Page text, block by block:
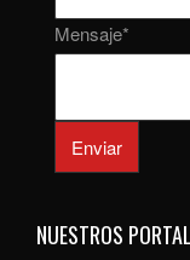
Mensaje*
Enviar
NUESTROS